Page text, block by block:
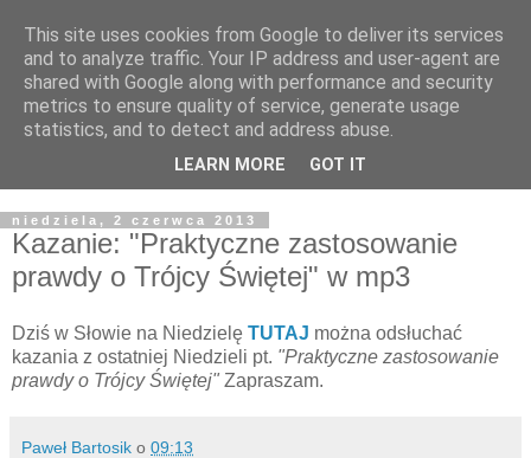
Żyjąc wiarą w REALNYM
świecie
Blog pastora Pawła Bartosika
niedziela, 2 czerwca 2013
Kazanie: "Praktyczne zastosowanie
prawdy o Trójcy Świętej" w mp3
Dziś w Słowie na Niedzielę TUTAJ można odsłuchać
kazania z ostatniej Niedzieli pt. "Praktyczne zastosowanie
prawdy o Trójcy Świętej" Zapraszam.
Paweł Bartosik o 09:13
This site uses cookies from Google to deliver its services
and to analyze traffic. Your IP address and user-agent are
shared with Google along with performance and security
metrics to ensure quality of service, generate usage
statistics, and to detect and address abuse.
LEARN MORE GOT IT